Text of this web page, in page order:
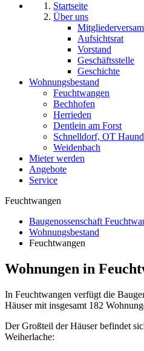
Startseite
Über uns
Aufsichtsrat
Vorstand
Geschäftsstelle
Geschichte
Wohnungsbestand
Feuchtwangen
Bechhofen
Herrieden
Dentlein am Forst
Schnelldorf, OT
Weidenbach
Mieter werden
Angebote
Service
Feuchtwangen
Baugenossenschaft
Wohnungsbestand
Feuchtwangen
Wohnungen in
In Feuchtwangen verfügt die
Häuser mit insgesamt 182
Der Großteil der Häuser befindet
Weiherlache: